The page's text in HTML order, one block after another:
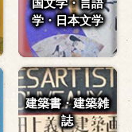
国文学・言語
学・日本文学
建築書・建築雑
誌